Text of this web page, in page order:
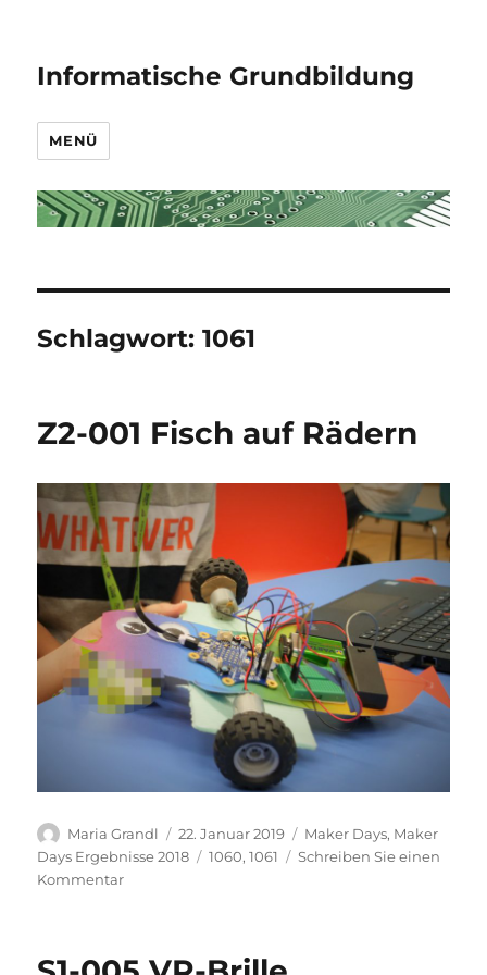
Informatische Grundbildung
MENÜ
Schlagwort:1061
Z2-001 Fisch auf Rädern
Autor
Maria Grandl
Veröffentlicht
am
22. Januar 2019 Kategorien
Maker Days, Maker
Days Ergebnisse 2018
Schlagwörter
1060,1061
Schreiben Sie einen
Kommentarzu
auf